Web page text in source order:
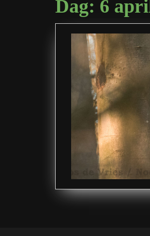
Dag: 6